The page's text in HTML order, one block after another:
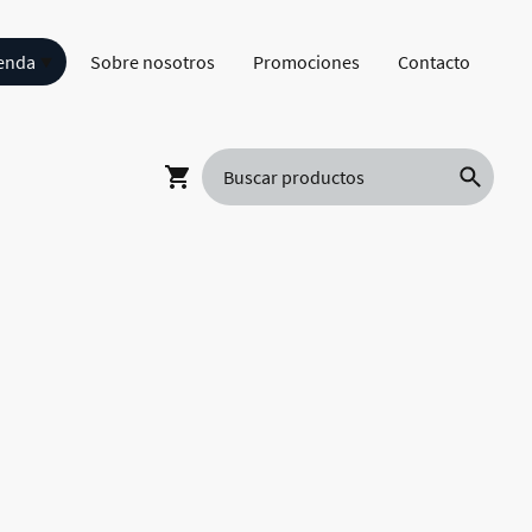
Sobre nosotros Promociones Contacto